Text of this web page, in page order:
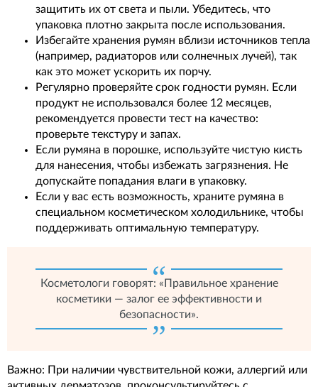
защитить их от света и пыли. Убедитесь, что
упаковка плотно закрыта после использования.
Избегайте хранения румян вблизи источников тепла
(например, радиаторов или солнечных лучей), так
как это может ускорить их порчу.
Регулярно проверяйте срок годности румян. Если
продукт не использовался более 12 месяцев,
рекомендуется провести тест на качество:
проверьте текстуру и запах.
Если румяна в порошке, используйте чистую кисть
для нанесения, чтобы избежать загрязнения. Не
допускайте попадания влаги в упаковку.
Если у вас есть возможность, храните румяна в
специальном косметическом холодильнике, чтобы
поддерживать оптимальную температуру.
Косметологи говорят: «Правильное хранение
косметики — залог ее эффективности и
безопасности».
Важно: При наличии чувствительной кожи, аллергий или